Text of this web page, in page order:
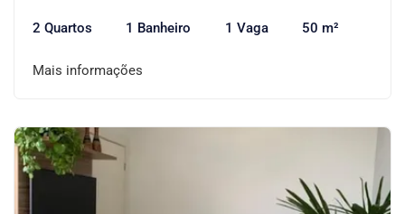
2 Quartos 1 Banheiro 1 Vaga 50 m²
Mais informações